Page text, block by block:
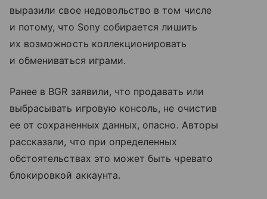
выразили свое недовольство в том числе
и потому, что Sony собирается лишить
их возможность коллекционировать
и обмениваться играми.
Ранее в BGR заявили, что продавать или
выбрасывать игровую консоль, не очистив
ее от сохраненных данных, опасно. Авторы
рассказали, что при определенных
обстоятельствах это может быть чревато
блокировкой аккаунта.